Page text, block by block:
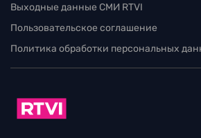
Выходные данные СМИ RTVI
Пользовательское соглашение
Политика обработки персональных